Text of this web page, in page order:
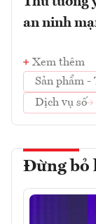
an ninh
Xem thêm
Sản phẩm -
Dịch vụ số
Đừng bỏ